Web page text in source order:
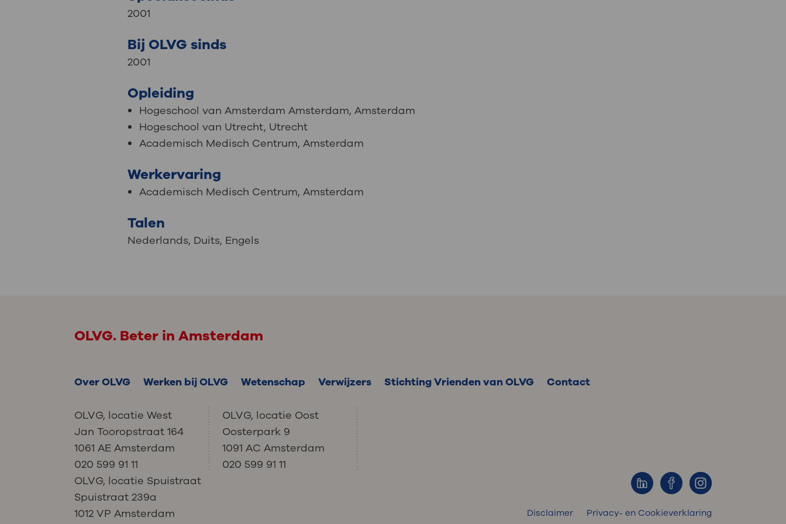
2001
Bij OLVG sinds
2001
Opleiding
Hogeschool van Amsterdam Amsterdam, Amsterdam
Hogeschool van Utrecht, Utrecht
Academisch Medisch Centrum, Amsterdam
Werkervaring
Academisch Medisch Centrum, Amsterdam
Talen
Nederlands, Duits, Engels
OLVG. Beter in Amsterdam
Over OLVG Werken bij OLVG Wetenschap Verwijzers Stichting Vrienden van OLVG Contact
OLVG, locatie West
Jan Tooropstraat 164
1061 AE Amsterdam
020 599 91 11
OLVG, locatie Oost
Oosterpark 9
1091 AC Amsterdam
020 599 91 11
OLVG, locatie Spuistraat
Spuistraat 239a
1012 VP Amsterdam
Disclaimer Privacy- en Cookieverklaring